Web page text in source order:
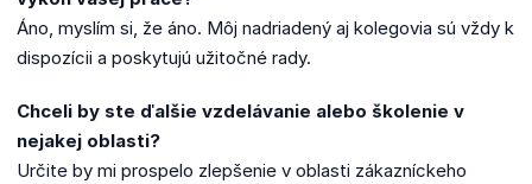
Áno, myslím si, že áno. Môj nadriadený aj kolegovia sú vždy k
dispozícii a poskytujú užitočné rady.
Chceli by ste ďalšie vzdelávanie alebo školenie v
nejakej oblasti?
Určite by mi prospelo zlepšenie v oblasti zákazníckeho